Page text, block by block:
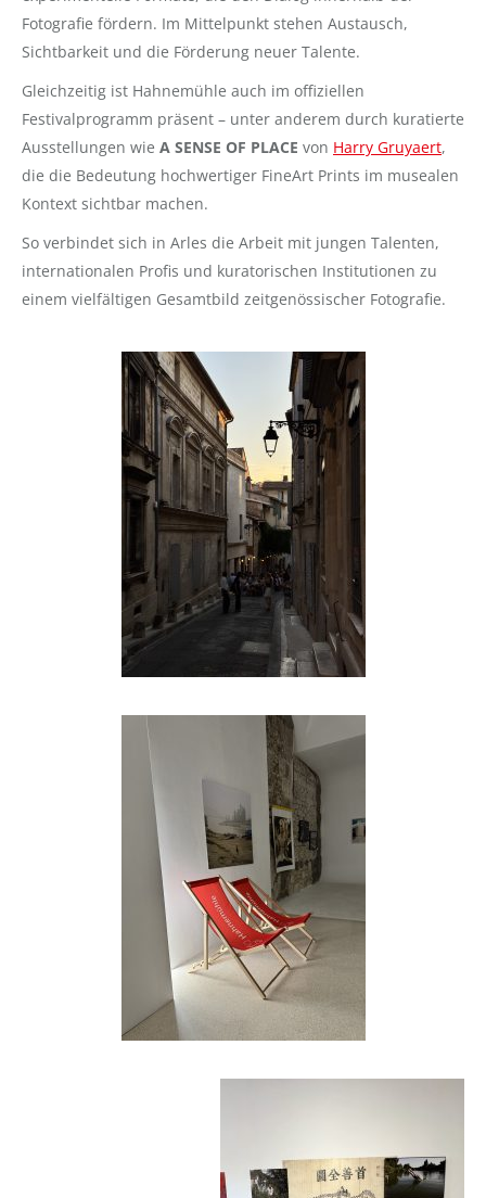
Fotografie fördern. Im Mittelpunkt stehen Austausch,
Sichtbarkeit und die Förderung neuer Talente.
Gleichzeitig ist Hahnemühle auch im offiziellen
Festivalprogramm präsent – unter anderem durch kuratierte
Ausstellungen wie A SENSE OF PLACE von Harry Gruyaert,
die die Bedeutung hochwertiger FineArt Prints im musealen
Kontext sichtbar machen.
So verbindet sich in Arles die Arbeit mit jungen Talenten,
internationalen Profis und kuratorischen Institutionen zu
einem vielfältigen Gesamtbild zeitgenössischer Fotografie.